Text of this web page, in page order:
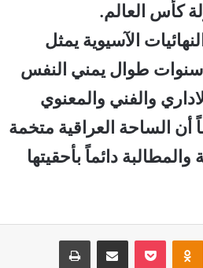
كأس العالم.
الآسيوية يمثل
سنوات طوال يمني النفس
والفني والمعنوي
أن الساحة العراقية متخمة
دائماً بأحقيتها